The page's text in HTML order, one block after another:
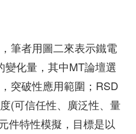
筆者用圖二來表示鐵電
化量，其中MT論壇選
突破性應用範圍；RSD
(可信任性、廣泛性、量
件特性模擬，目標是以